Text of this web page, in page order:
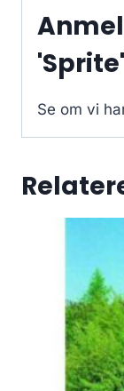
'Sprite'
Se om vi